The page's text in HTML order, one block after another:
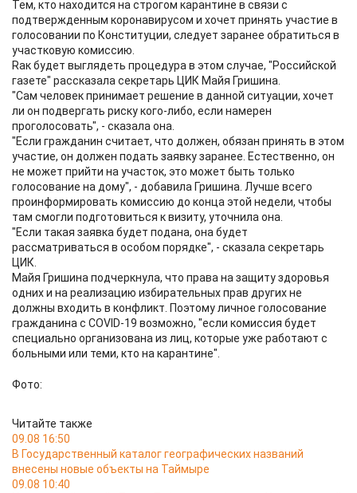
Тем, кто находится на строгом карантине в связи с
подтвержденным коронавирусом и хочет принять участие в
голосовании по Конституции, следует заранее обратиться в
участковую комиссию.
Rак будет выглядеть процедура в этом случае, "Российской
газете" рассказала секретарь ЦИК Майя Гришина.
"Сам человек принимает решение в данной ситуации, хочет
ли он подвергать риску кого-либо, если намерен
проголосовать", - сказала она.
"Если гражданин считает, что должен, обязан принять в этом
участие, он должен подать заявку заранее. Естественно, он
не может прийти на участок, это может быть только
голосование на дому", - добавила Гришина. Лучше всего
проинформировать комиссию до конца этой недели, чтобы
там смогли подготовиться к визиту, уточнила она.
"Если такая заявка будет подана, она будет
рассматриваться в особом порядке", - сказала секретарь
ЦИК.
Майя Гришина подчеркнула, что права на защиту здоровья
одних и на реализацию избирательных прав других не
должны входить в конфликт. Поэтому личное голосование
гражданина с COVID-19 возможно, "если комиссия будет
специально организована из лиц, которые уже работают с
больными или теми, кто на карантине".
Фото:
Читайте также
09.08 16:50
В Государственный каталог географических названий
внесены новые объекты на Таймыре
09.08 10:40